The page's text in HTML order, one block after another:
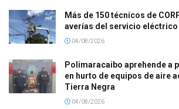
Más de 150 técnicos de
averías del servicio eléctrico
04/08/2026
Polimaracaibo aprehende a
en hurto de equipos de aire
Tierra Negra
04/08/2026